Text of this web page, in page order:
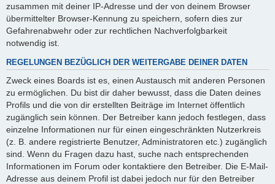
zusammen mit deiner IP-Adresse und der von deinem Browser
übermittelter Browser-Kennung zu speichern, sofern dies zur
Gefahrenabwehr oder zur rechtlichen Nachverfolgbarkeit
notwendig ist.
REGELUNGEN BEZÜGLICH DER WEITERGABE DEINER DATEN
Zweck eines Boards ist es, einen Austausch mit anderen Personen
zu ermöglichen. Du bist dir daher bewusst, dass die Daten deines
Profils und die von dir erstellten Beiträge im Internet öffentlich
zugänglich sein können. Der Betreiber kann jedoch festlegen, dass
einzelne Informationen nur für einen eingeschränkten Nutzerkreis
(z. B. andere registrierte Benutzer, Administratoren etc.) zugänglich
sind. Wenn du Fragen dazu hast, suche nach entsprechenden
Informationen im Forum oder kontaktiere den Betreiber. Die E-Mail-
Adresse aus deinem Profil ist dabei jedoch nur für den Betreiber